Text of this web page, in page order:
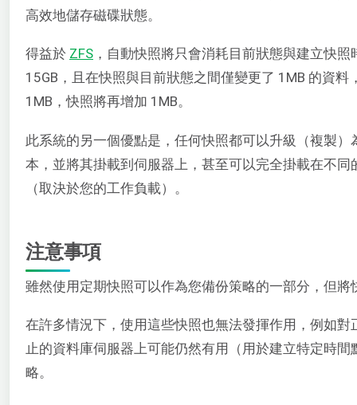
高效地儲存磁碟狀態。
得益於 ZFS ，自動快照將只會消耗目前狀態與建立快照
15GB，且在快照與目前狀態之間僅變更了 1MB 的資
1MB，快照將再增加 1MB。
此系統的另一個優點是，任何快照都可以升級（複製
本，並將其掛載到伺服器上，甚至可以完全掛載在不
（取決於您的工作負載）。
注意事項
雖然使用定期快照可以作為您備份策略的一部分，但
在許多情況下，使用這些快照也無法發揮作用，例如
止的資料庫伺服器上可能仍然有用（用於建立特定時
略。